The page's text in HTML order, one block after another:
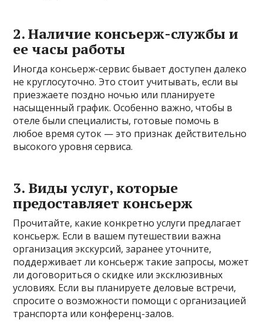
2. Наличие консьерж-службы и
ее часы работы
Иногда консьерж-сервис бывает доступен далеко
не круглосуточно. Это стоит учитывать, если вы
приезжаете поздно ночью или планируете
насыщенный график. Особенно важно, чтобы в
отеле были специалисты, готовые помочь в
любое время суток — это признак действительно
высокого уровня сервиса.
3. Виды услуг, которые
предоставляет консьерж
Прочитайте, какие конкретно услуги предлагает
консьерж. Если в вашем путешествии важна
организация экскурсий, заранее уточните,
поддерживает ли консьерж такие запросы, может
ли договориться о скидке или эксклюзивных
условиях. Если вы планируете деловые встречи,
спросите о возможности помощи с организацией
транспорта или конференц-залов.